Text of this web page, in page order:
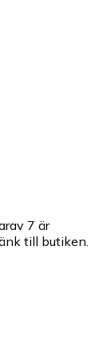
7 är
till butiken.